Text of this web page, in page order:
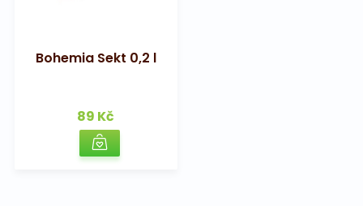
Bohemia Sekt 0,2 l
89 Kč